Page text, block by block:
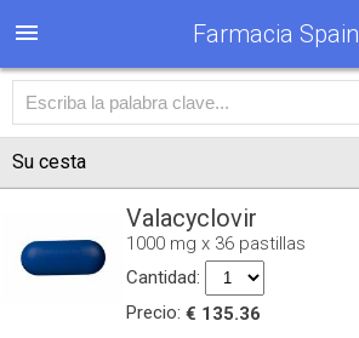
Farmacia Spain
Su cesta
Valacyclovir
1000 mg x 36 pastillas
Cantidad:
Precio: € 135.36